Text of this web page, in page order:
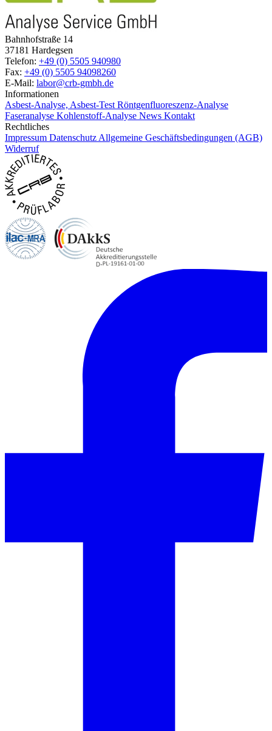
Bahnhofstraße 14
37181 Hardegsen
Telefon: +49 (0) 5505 940980
Fax: +49 (0) 5505 94098260
E-Mail: labor@crb-gmbh.de
Informationen
Asbest-Analyse, Asbest-Test Röntgenfluoreszenz-Analyse
Faseranalyse Kohlenstoff-Analyse News Kontakt
Rechtliches
Impressum Datenschutz Allgemeine Geschäftsbedingungen (AGB)
Widerruf